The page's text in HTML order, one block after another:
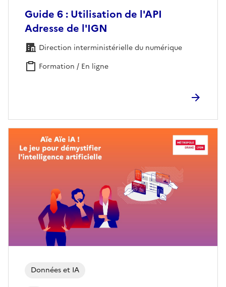
Guide 6 : Utilisation de l'API
Adresse de l'IGN
Direction interministérielle du numérique
Formation / En ligne
Données et IA